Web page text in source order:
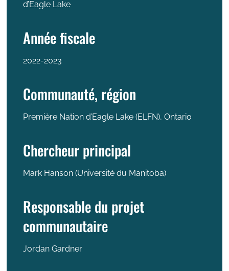
d’Eagle Lake
Année fiscale
2022-2023
Communauté, région
Première Nation d’Eagle Lake (ELFN), Ontario
Chercheur principal
Mark Hanson (Université du Manitoba)
Responsable du projet
communautaire
Jordan Gardner